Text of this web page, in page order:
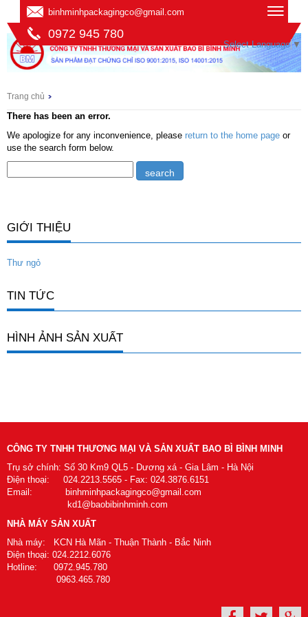
binhminhpackagingco@gmail.com
0972 945 780
Select Language ▼
Trang chủ
There has been an error.
We apologize for any inconvenience, please return to the home page or
use the search form below.
GIỚI THIỆU
Thư ngỏ
TIN TỨC
HÌNH ẢNH SẢN XUẤT
CÔNG TY TNHH THƯƠNG MẠI VÀ SẢN XUẤT BAO BÌ BÌNH MINH
Trụ sở chính: Số 30 Km9 QL5 - Dương xá - Gia Lâm - Hà Nội
Điện thoại: 024.2213.5565 - Fax: 024.3876.6151
Email: binhminhpackagingco@gmail.com
kd1@baobibinhminh.com
NHÀ MÁY SẢN XUẤT
Nhà máy: KCN Hà Mãn - Thuận Thành - Bắc Ninh
Điện thoại: 024.2212.6076
Hotline: 0972.945.780
0963.465.780